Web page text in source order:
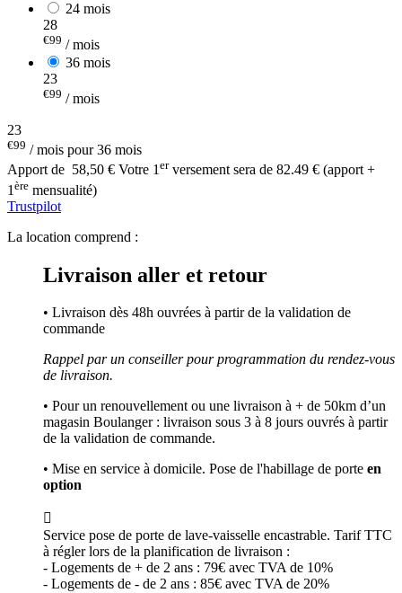
24 mois
28
€99 / mois
36 mois
23
€99 / mois
23
€99 / mois pour 36 mois
Apport de 58,50 € Votre 1 erversement sera de 82.49 € (apport +
1 ère mensualité)
Trustpilot
La location comprend :
Livraison aller et retour
• Livraison dès 48h ouvrées à partir de la validation de
commande
Rappel par un conseiller pour programmation du rendez-vous
de livraison.
• Pour un renouvellement ou une livraison à + de 50km d’un
magasin Boulanger : livraison sous 3 à 8 jours ouvrés à partir
de la validation de commande.
• Mise en service à domicile. Pose de l'habillage de porte en
option

Service pose de porte de lave-vaisselle encastrable. Tarif TTC
à régler lors de la planification de livraison :
- Logements de + de 2 ans : 79€ avec TVA de 10%
- Logements de - de 2 ans : 85€ avec TVA de 20%